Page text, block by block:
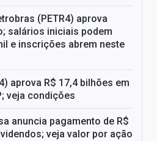
(PETR4) aprova
salários iniciais podem
e inscrições abrem neste
aprova R$ 17,4 bilhões em
veja condições
anuncia pagamento de R$
veja valor por ação